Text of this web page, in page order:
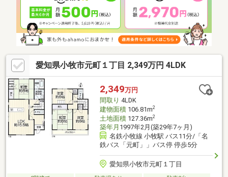
愛知県小牧市元町１丁目 2,349万円 4LDK
2,349万円
間取り 4LDK
建物面積106.81m2
土地面積127.36m2
築年月 1997年2月(築29年7ヶ月)
名鉄小牧線 小牧駅 バス11分/「名
鉄バス「元町」」バス停 停歩5分
愛知県小牧市元町１丁目